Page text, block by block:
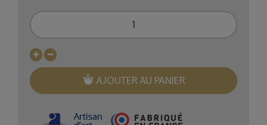
AJOUTER AU PANIER